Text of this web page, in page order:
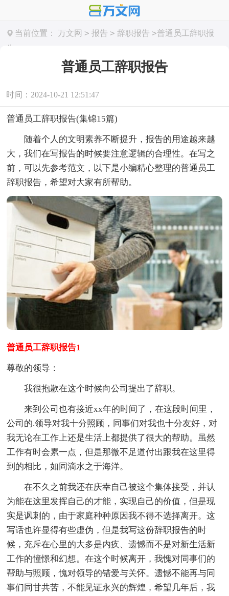
当前位置： 万文网 > 报告 > 辞职报告 >普通员工辞职报
告
普通员工辞职报告
时间：2024-10-21 12:51:47
普通员工辞职报告(集锦15篇)
随着个人的文明素养不断提升，报告的用途越来越
大，我们在写报告的时候要注意逻辑的合理性。在写之
前，可以先参考范文，以下是小编精心整理的普通员工
辞职报告，希望对大家有所帮助。
普通员工辞职报告1
尊敬的领导：
我很抱歉在这个时候向公司提出了辞职。
来到公司也有接近xx年的时间了，在这段时间里，
公司的.领导对我十分照顾，同事们对我也十分友好，对
我无论在工作上还是生活上都提供了很大的帮助。虽然
工作有时会累一点，但是那微不足道付出跟我在这里得
到的相比，如同滴水之于海洋。
在不久之前我还在庆幸自己被这个集体接受，并认
为能在这里发挥自己的才能，实现自己的价值，但是现
实是讽刺的，由于家庭种种原因我不得不选择离开。这
写话也许显得有些虚伪，但是我写这份辞职报告的时
候，充斥在心里的大多是内疚、遗憾而不是对新生活新
工作的憧憬和幻想。在这个时候离开，我愧对同事们的
帮助与照顾，愧对领导的错爱与关怀。遗憾不能再与同
事们同甘共苦，不能见证永兴的辉煌，希望几年后，我